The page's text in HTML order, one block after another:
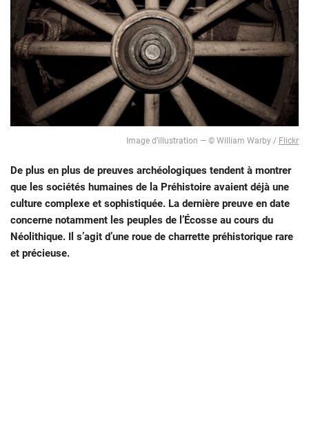
Image d’illustration — © William Warby / Flickr
De plus en plus de preuves archéologiques tendent à montrer
que les sociétés humaines de la Préhistoire avaient déjà une
culture complexe et sophistiquée. La dernière preuve en date
concerne notamment les peuples de l’Écosse au cours du
Néolithique. Il s’agit d’une roue de charrette préhistorique rare
et précieuse.